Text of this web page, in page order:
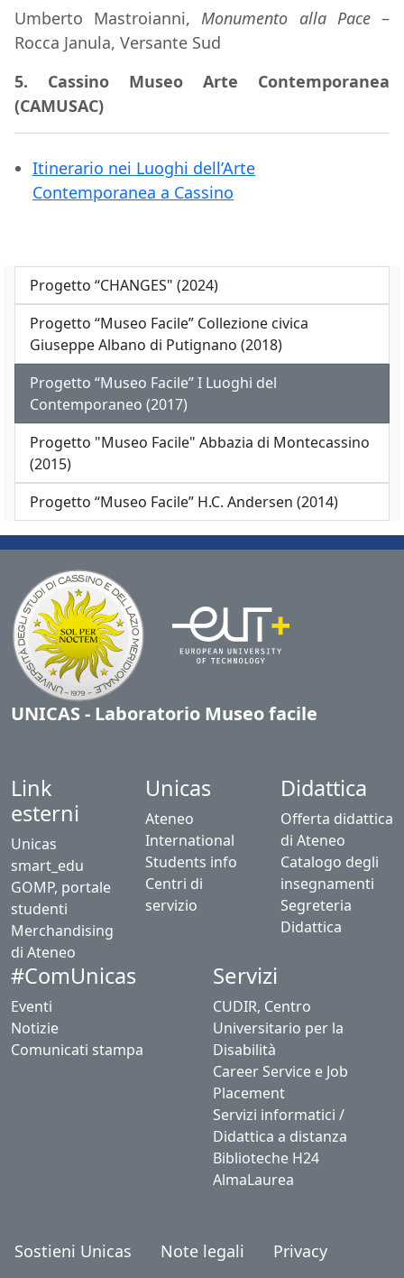
Umberto Mastroianni,Monumento alla Pace–
Rocca Janula, Versante Sud
5. Cassino Museo Arte Contemporanea
(CAMUSAC)
Itinerario nei Luoghi dell’Arte
Contemporanea a Cassino
Progetto “CHANGES" (2024)
Progetto “Museo Facile” Collezione civica
Giuseppe Albano di Putignano (2018)
Progetto “Museo Facile” I Luoghi del
Contemporaneo (2017)
Progetto "Museo Facile" Abbazia di Montecassino
(2015)
Progetto “Museo Facile” H.C. Andersen (2014)
UNICAS - Laboratorio Museo facile
Link
esterni
Unicas
smart_edu
GOMP, portale
studenti
Merchandising
di Ateneo
Unicas
Ateneo
International
Students info
Centri di
servizio
Didattica
Offerta didattica
di Ateneo
Catalogo degli
insegnamenti
Segreteria
Didattica
#ComUnicas
Eventi
Notizie
Comunicati stampa
Servizi
CUDIR, Centro
Universitario per la
Disabilità
Career Service e Job
Placement
Servizi informatici /
Didattica a distanza
Biblioteche H24
AlmaLaurea
Sostieni Unicas Note legali Privacy